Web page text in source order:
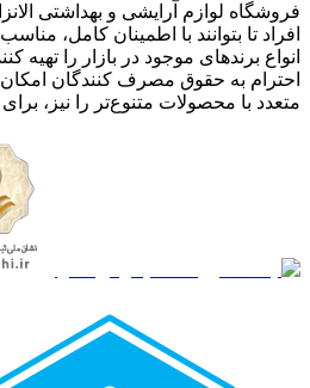
فروشگاه لوازم آرایشی و بهداشتی
افراد تا بتوانند با اطمینان کامل،
انواع برندهای موجود در بازار را تهیه
احترام به حقوق مصرف کنندگان
متعدد با محصولات متنوع‌تر را نیز،